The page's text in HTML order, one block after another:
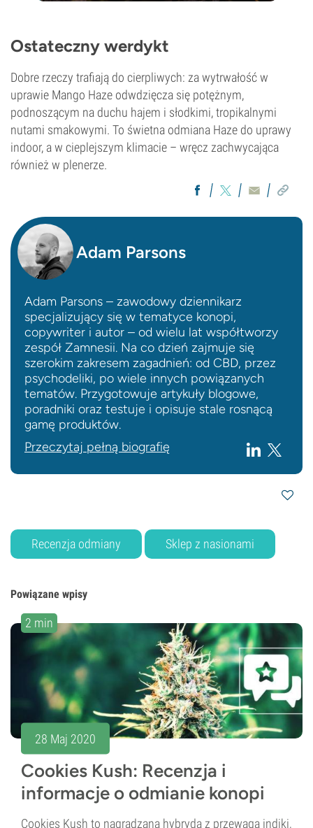
Ostateczny werdykt
Dobre rzeczy trafiają do cierpliwych: za wytrwałość w
uprawie Mango Haze odwdzięcza się potężnym,
podnoszącym na duchu hajem i słodkimi, tropikalnymi
nutami smakowymi. To świetna odmiana Haze do uprawy
indoor, a w cieplejszym klimacie – wręcz zachwycająca
również w plenerze.
Adam Parsons
Adam Parsons – zawodowy dziennikarz
specjalizujący się w tematyce konopi,
copywriter i autor – od wielu lat współtworzy
zespół Zamnesii. Na co dzień zajmuje się
szerokim zakresem zagadnień: od CBD, przez
psychodeliki, po wiele innych powiązanych
tematów. Przygotowuje artykuły blogowe,
poradniki oraz testuje i opisuje stale rosnącą
gamę produktów.
Przeczytaj pełną biografię
Recenzja odmiany Sklep z nasionami
Powiązane wpisy
2 min
28 Maj 2020
Cookies Kush: Recenzja i
informacje o odmianie konopi
Cookies Kush to nagradzana hybryda z przewagą indiki,